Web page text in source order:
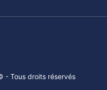
- Tous droits réservés